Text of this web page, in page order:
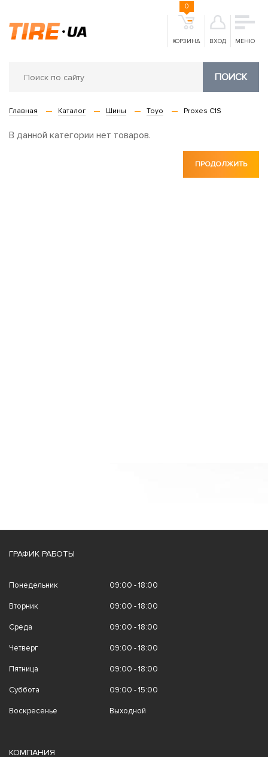
КОРЗИНА
0
ВХОД МЕНЮ
ПОИСК
Главная Каталог Шины Toyo Proxes C1S
В данной категории нет товаров.
ПРОДОЛЖИТЬ
ГРАФИК РАБОТЫ
Понедельник 09:00 - 18:00
Вторник 09:00 - 18:00
Среда 09:00 - 18:00
Четверг 09:00 - 18:00
Пятница 09:00 - 18:00
Суббота 09:00 - 15:00
Воскресенье Выходной
КОМПАНИЯ